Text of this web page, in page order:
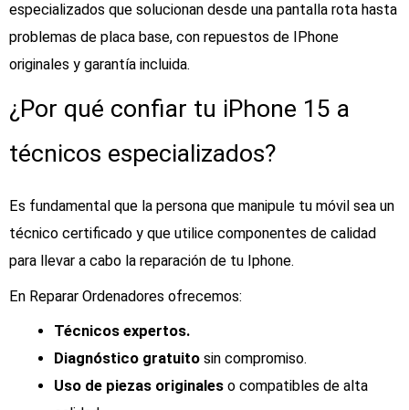
especializados que solucionan desde una pantalla rota hasta
problemas de placa base, con repuestos de IPhone
originales y garantía incluida.
¿Por qué confiar tu iPhone 15 a
técnicos especializados?
Es fundamental que la persona que manipule tu móvil sea un
técnico certificado y que utilice componentes de calidad
para llevar a cabo la reparación de tu Iphone.
En Reparar Ordenadores ofrecemos:
Técnicos expertos.
Diagnóstico gratuito sin compromiso.
Uso de piezas originales o compatibles de alta